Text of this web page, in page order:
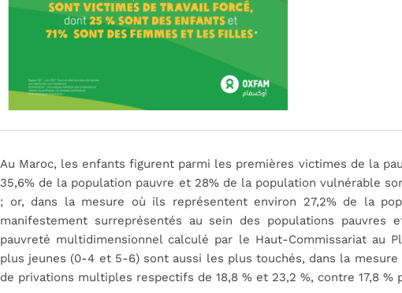
Au Maroc, les enfants figurent parmi les premières victimes de la
35,6% de la population pauvre et 28% de la population vulnérable
; or, dans la mesure où ils représentent environ 27,2% de la
manifestement surreprésentés au sein des populations pauvres
pauvreté multidimensionnel calculé par le Haut-Commissariat au
plus jeunes (0-4 et 5-6) sont aussi les plus touchés, dans la
de privations multiples respectifs de 18,8 % et 23,2 %, contre 17,8 %